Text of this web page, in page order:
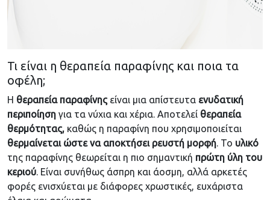
Τι είναι η θεραπεία παραφίνης και ποια τα
οφέλη;
Η θεραπεία παραφίνης είναι μια απίστευτα ενυδατική
περιποίηση για τα νύχια και χέρια. Αποτελεί θεραπεία
θερμότητας, καθώς η παραφίνη που χρησιμοποιείται
θερμαίνεται ώστε να αποκτήσει ρευστή μορφή. Το υλικό
της παραφίνης θεωρείται η πιο σημαντική πρώτη ύλη του
κεριού. Είναι συνήθως άσπρη και άοσμη, αλλά αρκετές
φορές ενισχύεται με διάφορες χρωστικές, ευχάριστα